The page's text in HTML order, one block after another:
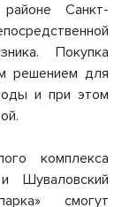
Санкт-
Покупка
решением для
и при этом
комплекса
Шуваловский
смогут